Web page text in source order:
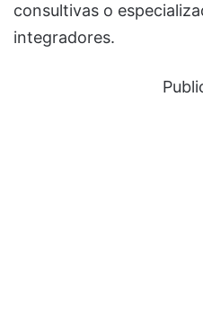
consultivas o
integradores.